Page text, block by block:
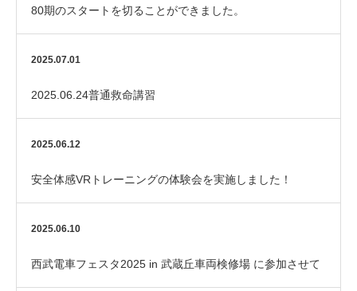
80期のスタートを切ることができました。
2025.07.01
2025.06.24普通救命講習
2025.06.12
安全体感VRトレーニングの体験会を実施しました！
2025.06.10
西武電車フェスタ2025 in 武蔵丘車両検修場 に参加させて